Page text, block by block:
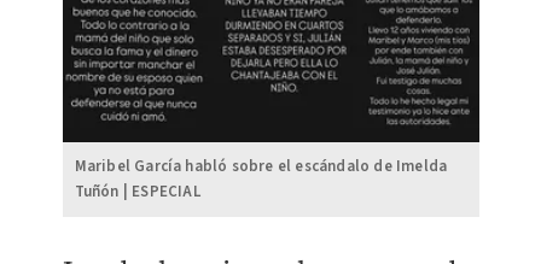
Maribel García habló sobre el escándalo de Imelda
Tuñón | ESPECIAL